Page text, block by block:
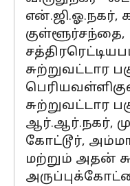
என்.ஜி.ஓ.நகர்,
சுற்றுவட்டார
சுற்றுவட்டார
ஆர்.ஆர்.நகர்,
கோட்டூர்,
மற்றும் அதன்